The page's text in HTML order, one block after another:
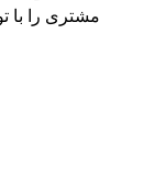
مشتری را